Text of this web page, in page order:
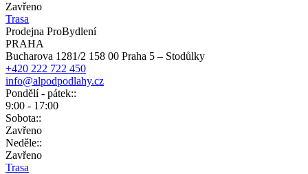
Zavřeno
Trasa
Prodejna ProBydlení
PRAHA
Bucharova 1281/2 158 00 Praha 5 – Stodůlky
+420 222 722 450
info@alpodpodlahy.cz
Pondělí - pátek::
9:00 - 17:00
Sobota::
Zavřeno
Neděle::
Zavřeno
Trasa